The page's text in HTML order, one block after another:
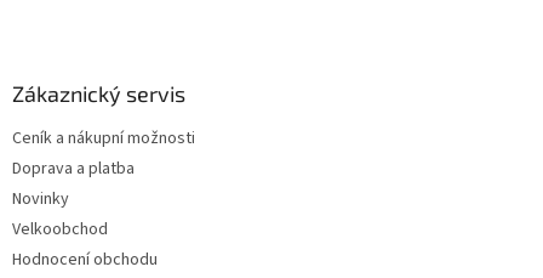
Zákaznický servis
Ceník a nákupní možnosti
Doprava a platba
Novinky
Velkoobchod
Hodnocení obchodu